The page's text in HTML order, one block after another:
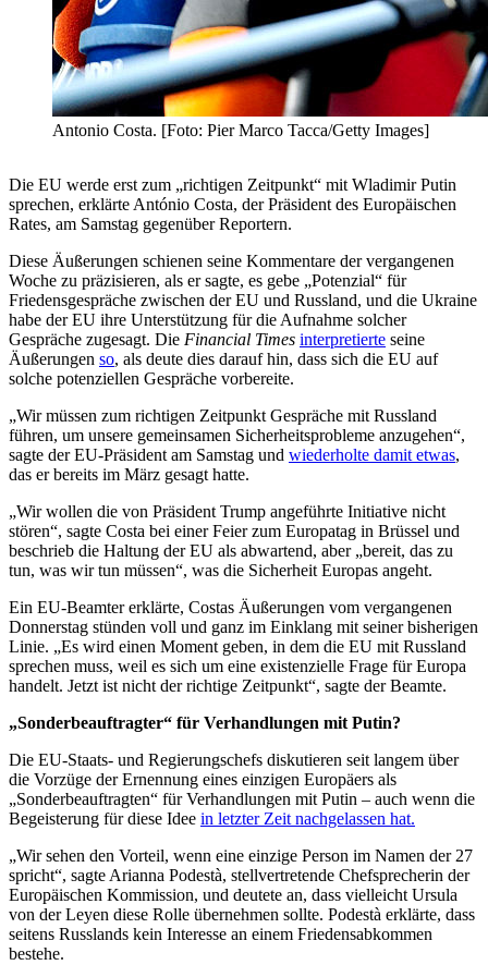
Antonio Costa. [Foto: Pier Marco Tacca/Getty Images]
Die EU werde erst zum „richtigen Zeitpunkt“ mit Wladimir Putin
sprechen, erklärte António Costa, der Präsident des Europäischen
Rates, am Samstag gegenüber Reportern.
Diese Äußerungen schienen seine Kommentare der vergangenen
Woche zu präzisieren, als er sagte, es gebe „Potenzial“ für
Friedensgespräche zwischen der EU und Russland, und die Ukraine
habe der EU ihre Unterstützung für die Aufnahme solcher
Gespräche zugesagt. Die Financial Times interpretierte seine
Äußerungen so, als deute dies darauf hin, dass sich die EU auf
solche potenziellen Gespräche vorbereite.
„Wir müssen zum richtigen Zeitpunkt Gespräche mit Russland
führen, um unsere gemeinsamen Sicherheitsprobleme anzugehen“,
sagte der EU-Präsident am Samstag und wiederholte damit etwas,
das er bereits im März gesagt hatte.
„Wir wollen die von Präsident Trump angeführte Initiative nicht
stören“, sagte Costa bei einer Feier zum Europatag in Brüssel und
beschrieb die Haltung der EU als abwartend, aber „bereit, das zu
tun, was wir tun müssen“, was die Sicherheit Europas angeht.
Ein EU-Beamter erklärte, Costas Äußerungen vom vergangenen
Donnerstag stünden voll und ganz im Einklang mit seiner bisherigen
Linie. „Es wird einen Moment geben, in dem die EU mit Russland
sprechen muss, weil es sich um eine existenzielle Frage für Europa
handelt. Jetzt ist nicht der richtige Zeitpunkt“, sagte der Beamte.
„Sonderbeauftragter“ für Verhandlungen mit Putin?
Die EU-Staats- und Regierungschefs diskutieren seit langem über
die Vorzüge der Ernennung eines einzigen Europäers als
„Sonderbeauftragten“ für Verhandlungen mit Putin – auch wenn die
Begeisterung für diese Idee in letzter Zeit nachgelassen hat.
„Wir sehen den Vorteil, wenn eine einzige Person im Namen der 27
spricht“, sagte Arianna Podestà, stellvertretende Chefsprecherin der
Europäischen Kommission, und deutete an, dass vielleicht Ursula
von der Leyen diese Rolle übernehmen sollte. Podestà erklärte, dass
seitens Russlands kein Interesse an einem Friedensabkommen
bestehe.